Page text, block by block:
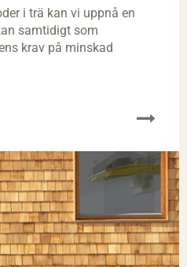
i trä kan vi uppnå en
samtidigt som
krav på minskad